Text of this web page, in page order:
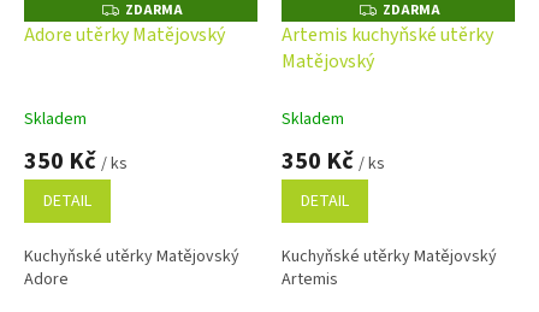
Z
D
A
ZDARMA
Adore utěrky Matějovský
Skladem
350 Kč / ks
DETAIL
Kuchyňské utěrky Matějovský
Adore
Z
D
A
ZDARMA
Artemis kuchyňské utěrky
Matějovský
Skladem
350 Kč / ks
DETAIL
Kuchyňské utěrky Matějovský
Artemis